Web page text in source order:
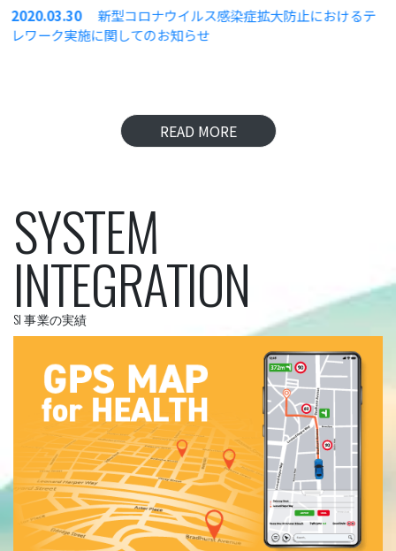
2020.03.30
新型コロナウイルス感染症拡大防止におけるテ
レワーク実施に関してのお知らせ
READ MORE
SYSTEM
INTEGRATION
SI 事業の実績